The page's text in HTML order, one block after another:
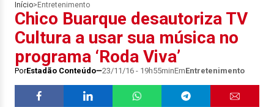
Início> Entretenimento
Chico Buarque desautoriza TV
Cultura a usar sua música no
programa ‘Roda Viva’
PorEstadão Conteúdo 23/11/16 - 19h55minEmEntretenimento